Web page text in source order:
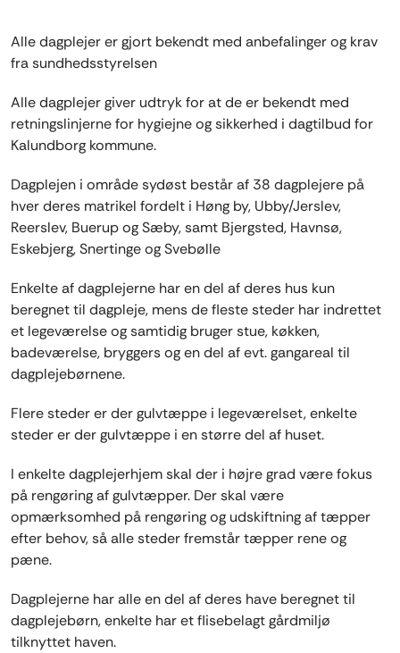
Alle dagplejer er gjort bekendt med anbefalinger og krav
fra sundhedsstyrelsen
Alle dagplejer giver udtryk for at de er bekendt med
retningslinjerne for hygiejne og sikkerhed i dagtilbud for
Kalundborg kommune.
Dagplejen i område sydøst består af 38 dagplejere på
hver deres matrikel fordelt i Høng by, Ubby/Jerslev,
Reerslev, Buerup og Sæby, samt Bjergsted, Havnsø,
Eskebjerg, Snertinge og Svebølle
Enkelte af dagplejerne har en del af deres hus kun
beregnet til dagpleje, mens de fleste steder har indrettet
et legeværelse og samtidig bruger stue, køkken,
badeværelse, bryggers og en del af evt. gangareal til
dagplejebørnene.
Flere steder er der gulvtæppe i legeværelset, enkelte
steder er der gulvtæppe i en større del af huset.
I enkelte dagplejerhjem skal der i højre grad være fokus
på rengøring af gulvtæpper. Der skal være
opmærksomhed på rengøring og udskiftning af tæpper
efter behov, så alle steder fremstår tæpper rene og
pæne.
Dagplejerne har alle en del af deres have beregnet til
dagplejebørn, enkelte har et flisebelagt gårdmiljø
tilknyttet haven.